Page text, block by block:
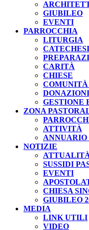
GIUBILEO
EVENTI
PARROCCHIA
LITURGIA
CATECHESI
CARITÀ
CHIESE
DONAZIONI
GESTIONE
ZONA
ATTIVITÀ
ANNUARIO
NOTIZIE
SUSSIDI
EVENTI
CHIESA
GIUBILEO
MEDIA
LINK UTILI
VIDEO